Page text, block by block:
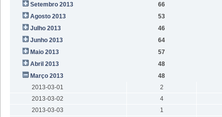
Setembro 2013
66
Agosto 2013
53
Julho 2013
46
Junho 2013
64
Maio 2013
57
Abril 2013
48
Março 2013
48
2013-03-01
2
2013-03-02
4
2013-03-03
1